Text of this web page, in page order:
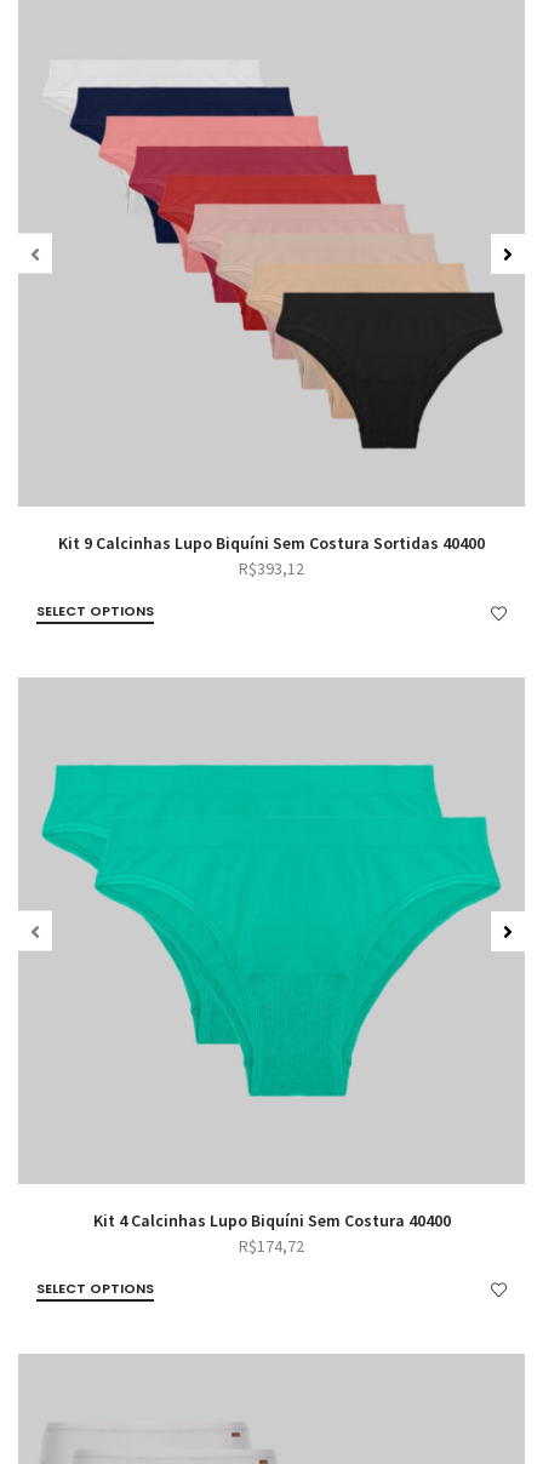
Kit 9 Calcinhas Lupo Biquíni Sem Costura Sortidas 40400
R$393,12
SELECT OPTIONS
Kit 4 Calcinhas Lupo Biquíni Sem Costura 40400
R$174,72
SELECT OPTIONS